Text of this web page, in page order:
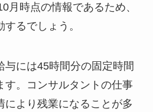
月時点の情報であるため、
るでしょう。
与には45時間分の固定時間
す。コンサルタントの仕事
により残業になることが多